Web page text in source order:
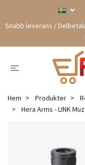
Snabb leverans /
Hem Produkter
Hera Arms - LINK